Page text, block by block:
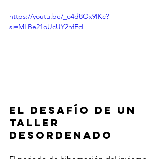
https://youtu.be/_o4d8Ox9IKc?
si=MLBe21oUcUY2hfEd
El desafío de un
taller
desordenado